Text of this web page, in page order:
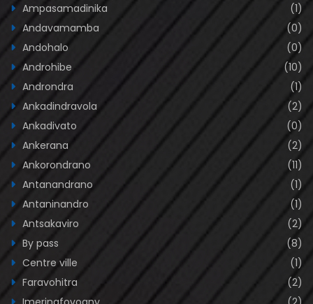
Ampasamadinika
(1)
Andavamamba
(0)
Andohalo
(0)
Androhibe
(10)
Androndra
(1)
Ankadindravola
(2)
Ankadivato
(0)
Ankerana
(2)
Ankorondrano
(11)
Antanandrano
(1)
Antaninandro
(1)
Antsakaviro
(2)
By pass
(8)
Centre ville
(1)
Faravohitra
(2)